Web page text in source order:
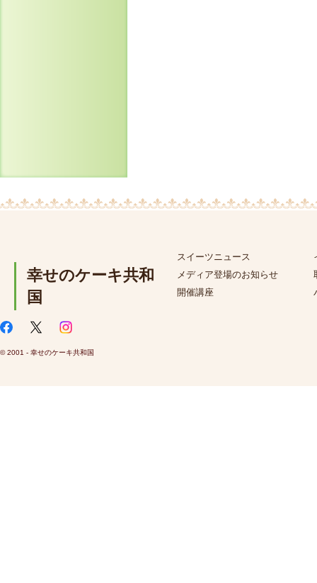
幸せのケーキ共和
国
スイーツニュース
メディア登場のお知らせ
開催講座
© 2001 - 幸せのケーキ共和国